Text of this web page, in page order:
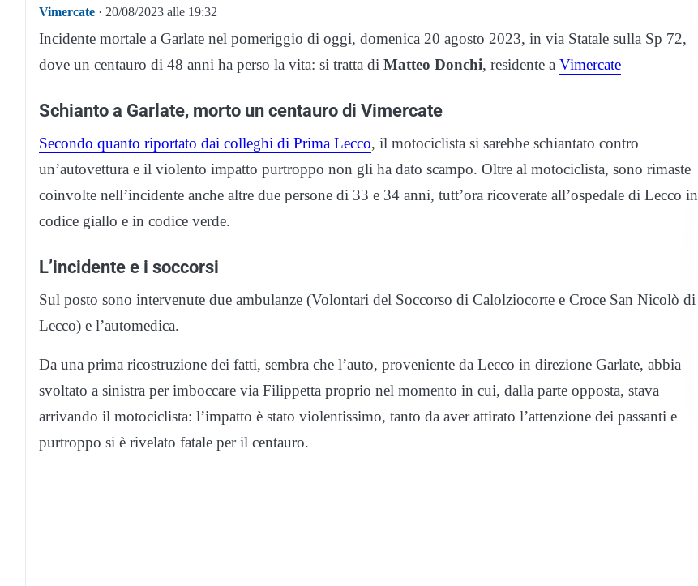
Vimercate · 20/08/2023 alle 19:32
Incidente mortale a Garlate nel pomeriggio di oggi, domenica 20 agosto 2023, in via Statale sulla Sp 72,
dove un centauro di 48 anni ha perso la vita: si tratta di Matteo Donchi, residente a Vimercate
Schianto a Garlate, morto un centauro di Vimercate
Secondo quanto riportato dai colleghi di Prima Lecco, il motociclista si sarebbe schiantato contro
un’autovettura e il violento impatto purtroppo non gli ha dato scampo. Oltre al motociclista, sono rimaste
coinvolte nell’incidente anche altre due persone di 33 e 34 anni, tutt’ora ricoverate all’ospedale di Lecco in
codice giallo e in codice verde.
L’incidente e i soccorsi
Sul posto sono intervenute due ambulanze (Volontari del Soccorso di Calolziocorte e Croce San Nicolò di
Lecco) e l’automedica.
Da una prima ricostruzione dei fatti, sembra che l’auto, proveniente da Lecco in direzione Garlate, abbia
svoltato a sinistra per imboccare via Filippetta proprio nel momento in cui, dalla parte opposta, stava
arrivando il motociclista: l’impatto è stato violentissimo, tanto da aver attirato l’attenzione dei passanti e
purtroppo si è rivelato fatale per il centauro.